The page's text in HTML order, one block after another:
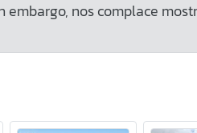
embargo, nos complace